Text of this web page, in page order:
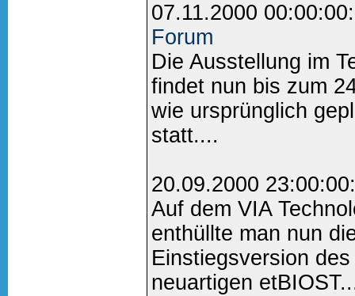
07.11.2000
Forum
Die Ausstellung im
findet nun bis zum
wie ursprünglich
statt....
20.09.2000
Auf dem VIA
enthüllte man nun
Einstiegsversion
neuartigen